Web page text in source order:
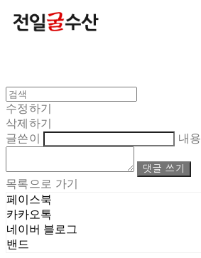
수정하기
삭제하기
글쓴이
내용
댓글 쓰기
목록으로 가기
페이스북
카카오톡
네이버 블로그
밴드